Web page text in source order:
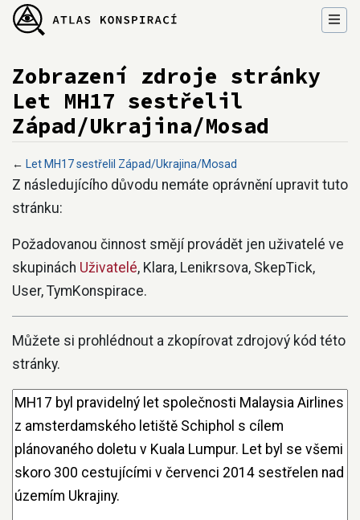
Zobrazení zdroje stránky
Let MH17 sestřelil
Západ/Ukrajina/Mosad
← Let MH17 sestřelil Západ/Ukrajina/Mosad
Přejít na:navigace,hledání
Z následujícího důvodu nemáte oprávnění upravit tuto
stránku:
Požadovanou činnost smějí provádět jen uživatelé ve
skupinách Uživatelé, Klara, Lenikrsova, SkepTick,
User, TymKonspirace.
Můžete si prohlédnout a zkopírovat zdrojový kód této
stránky.